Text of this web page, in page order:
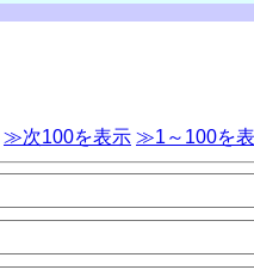
≫次100を表示 ≫1～100を